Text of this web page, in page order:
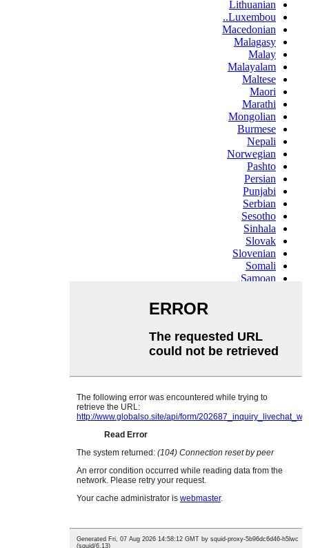
Lithuanian
Luxembou..
Macedonian
Malagasy
Malay
Malayalam
Maltese
Maori
Marathi
Mongolian
Burmese
Nepali
Norwegian
Pashto
Persian
Punjabi
Serbian
Sesotho
Sinhala
Slovak
Slovenian
Somali
Samoan
Swahili
Tajik
Telugu
Ukrainian
Urdu
Welsh
Xhosa
Yiddish
Tatar
Oriya